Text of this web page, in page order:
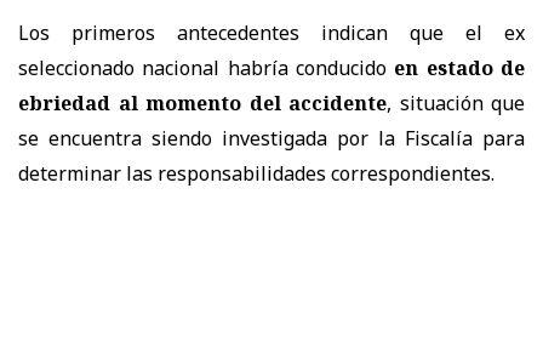
Los primeros antecedentes indican que el ex
seleccionado nacional habría conducido en estado de
ebriedad al momento del accidente, situación que
se encuentra siendo investigada por la Fiscalía para
determinar las responsabilidades correspondientes.